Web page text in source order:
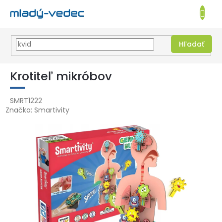
Prejsť
obsah
EUR
Hľadať
KOŠÍK
Krotiteľ mikróbov
SMRT1222
Značka: Smartivity